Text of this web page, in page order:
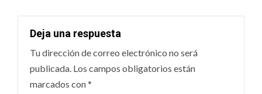
Deja una respuesta
Tu dirección de correo electrónico no será
publicada. Los campos obligatorios están
marcados con*